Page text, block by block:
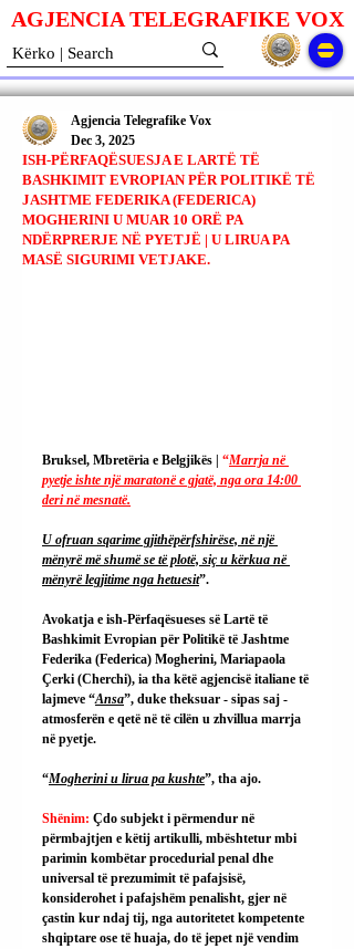
AGJENCIA TELEGRAFIKE VOX
ISH-PËRFAQËSUESJA E LARTË TË
BASHKIMIT EVROPIAN PËR POLITIKË TË
JASHTME FEDERIKA (FEDERICA)
MOGHERINI U MUAR 10 ORË PA
NDËRPRERJE NË PYETJË | U LIRUA PA
MASË SIGURIMI VETJAKE.
Agjencia Telegrafike Vox
Dec 3, 2025
Bruksel, Mbretëria e Belgjikës | “Marrja në
pyetje ishte një maratonë e gjatë, nga ora 14:00
deri në mesnatë.
U ofruan sqarime gjithëpërfshirëse, në një
mënyrë më shumë se të plotë, siç u kërkua në
mënyrë legjitime nga hetuesit”.
Avokatja e ish-Përfaqësueses së Lartë të
Bashkimit Evropian për Politikë të Jashtme
Federika (Federica) Mogherini, Mariapaola
Çerki (Cherchi), ia tha këtë agjencisë italiane të
lajmeve “Ansa”, duke theksuar - sipas saj -
atmosferën e qetë në të cilën u zhvillua marrja
në pyetje.
“Mogherini u lirua pa kushte”, tha ajo.
Shënim: Çdo subjekt i përmendur në
përmbajtjen e këtij artikulli, mbështetur mbi
parimin kombëtar procedurial penal dhe
universal të prezumimit të pafajsisë,
konsiderohet i pafajshëm penalisht, gjer në
çastin kur ndaj tij, nga autoritetet kompetente
shqiptare ose të huaja, do të jepet një vendim